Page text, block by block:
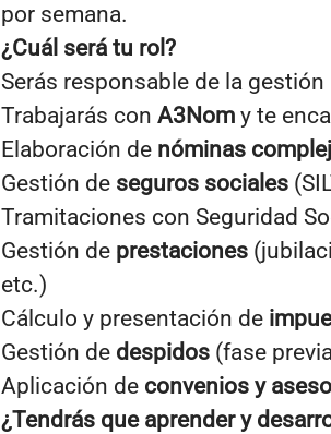
por semana.
¿Cuál será tu rol?
Serás responsable de la
Trabajarás con A3Nom y te
Elaboración de nóminas
Gestión de seguros sociales
Tramitaciones con Seguridad
Gestión de prestaciones
etc.)
Cálculo y presentación de
Gestión de despidos (fase
Aplicación de convenios y
¿Tendrás que aprender y